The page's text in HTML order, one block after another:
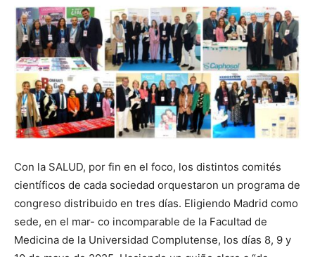
Con la SALUD, por fin en el foco, los distintos comités
científicos de cada sociedad orquestaron un programa de
congreso distribuido en tres días. Eligiendo Madrid como
sede, en el mar- co incomparable de la Facultad de
Medicina de la Universidad Complutense, los días 8, 9 y